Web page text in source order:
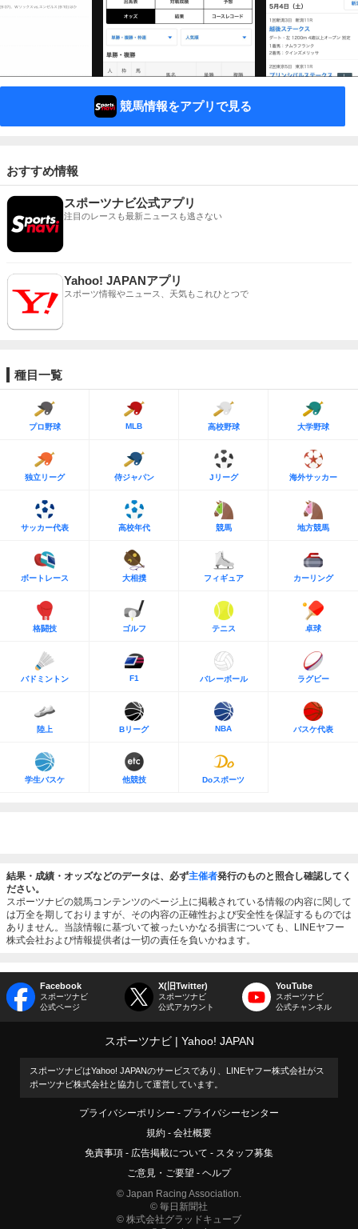
競馬情報をアプリで見る
おすすめ情報
スポーツナビ公式アプリ
注目のレースも最新ニュースも逃さない
Yahoo! JAPANアプリ
スポーツ情報やニュース、天気もこれひとつで
種目一覧
プロ野球 MLB 高校野球 大学野球
独立リーグ 侍ジャパン Jリーグ 海外サッカー
サッカー代表 高校年代 競馬 地方競馬
ボートレース 大相撲 フィギュア カーリング
格闘技 ゴルフ テニス 卓球
バドミントン F1 バレーボール ラグビー
陸上 Bリーグ NBA バスケ代表
学生バスケ 他競技 Doスポーツ
結果・成績・オッズなどのデータは、必ず主催者発行のものと照合し確認してく
ださい。
スポーツナビの競馬コンテンツのページ上に掲載されている情報の内容に関して
は万全を期しておりますが、その内容の正確性および安全性を保証するものでは
ありません。当該情報に基づいて被ったいかなる損害についても、LINEヤフー
株式会社および情報提供者は一切の責任を負いかねます。
Facebook
スポーツナビ
公式ページ
X(旧Twitter)
スポーツナビ
公式アカウント
YouTube
スポーツナビ
公式チャンネル
スポーツナビ Yahoo! JAPAN
スポーツナビはYahoo! JAPANのサービスであり、LINEヤフー株式会社がス
ポーツナビ株式会社と協力して運営しています。
プライバシーポリシー
プライバシーセンター
規約
会社概要
免責事項
広告掲載について
スタッフ募集
ご意見・ご要望
ヘルプ
© Japan Racing Association.
© 毎日新聞社
© 株式会社グラッドキューブ